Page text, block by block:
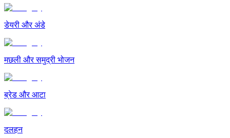
डेयरी और अंडे
मछली और समुद्री भोजन
ब्रेड और आटा
दलहन